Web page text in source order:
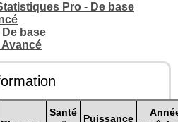
Pro - De base
base
Santé
Puissance